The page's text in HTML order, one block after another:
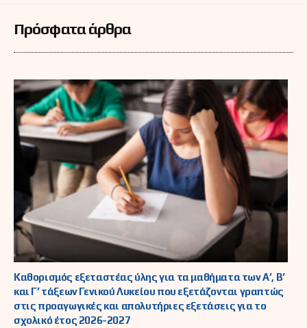
Πρόσφατα άρθρα
Καθορισμός εξεταστέας ύλης για τα μαθήματα των Α’, Β’
και Γ’ τάξεων Γενικού Λυκείου που εξετάζονται γραπτώς
στις προαγωγικές και απολυτήριες εξετάσεις για το
σχολικό έτος 2026-2027